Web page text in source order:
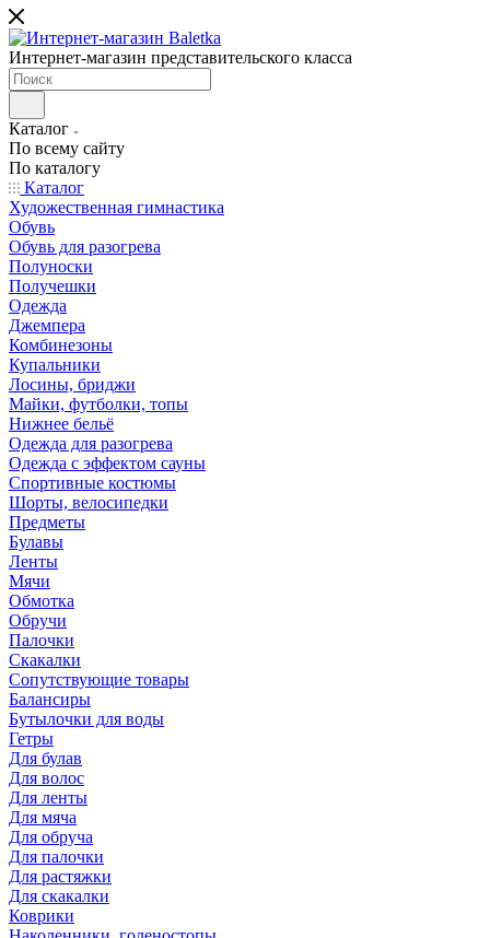
Интернет-магазин представительского класса
Каталог
По всему сайту
По каталогу
Каталог
Художественная гимнастика
Обувь
Обувь для разогрева
Полуноски
Получешки
Одежда
Джемпера
Комбинезоны
Купальники
Лосины, бриджи
Майки, футболки, топы
Нижнее бельё
Одежда для разогрева
Одежда с эффектом сауны
Спортивные костюмы
Шорты, велосипедки
Предметы
Булавы
Ленты
Мячи
Обмотка
Обручи
Палочки
Скакалки
Сопутствующие товары
Балансиры
Бутылочки для воды
Гетры
Для булав
Для волос
Для ленты
Для мяча
Для обруча
Для палочки
Для растяжки
Для скакалки
Коврики